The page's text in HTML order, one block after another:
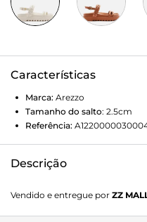
Características
Marca: Arezzo
Tamanho do salto: 2.5cm
Referência:
Descrição
base emborrachada
dedos e uma tira larga
Vendido e entregue por ZZ